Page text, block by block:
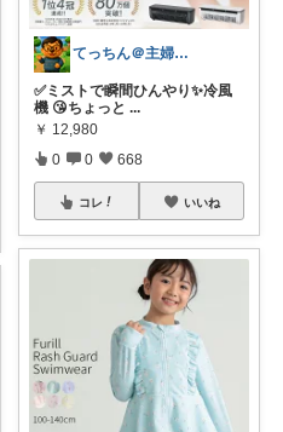
てっちん＠主婦ラクグッズ中心✨
✅ミストで瞬間ひんやり✨冷風
機 😘ちょっと ...
￥ 12,980
0 0 668
コレ いいね